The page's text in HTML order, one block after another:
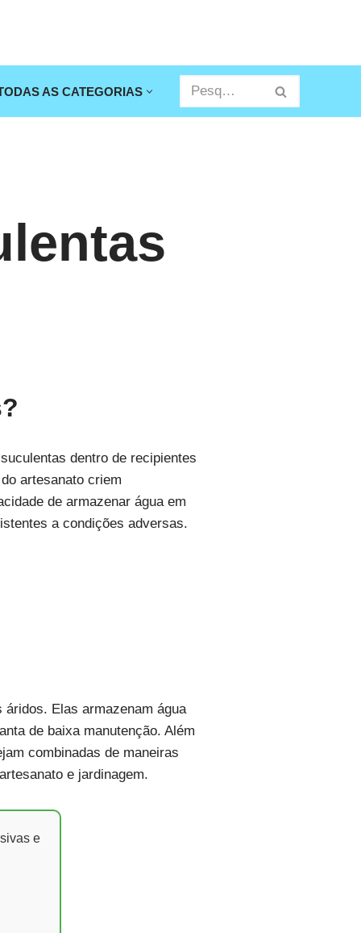
AS CATEGORIAS
dentro de recipientes
artesanato criem
de armazenar água em
a condições adversas.
Elas armazenam água
de baixa manutenção. Além
combinadas de maneiras
e jardinagem.
e